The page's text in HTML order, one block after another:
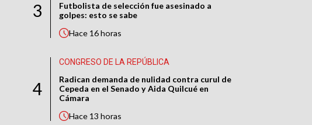
3
Futbolista de selección fue asesinado a
golpes: esto se sabe
Hace 16 horas
4
CONGRESO DE LA REPÚBLICA
Radican demanda de nulidad contra curul de
Cepeda en el Senado y Aida Quilcué en
Cámara
Hace 13 horas